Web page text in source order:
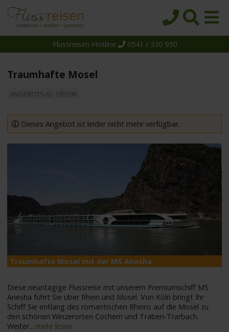
Reedereien
Schiffe
Suche
Flussreisen Hotline 0541 / 330 930
Traumhafte Mosel
ANGEBOTS-ID: 195590
Dieses Angebot ist leider nicht mehr verfügbar.
Traumhafte Mosel mit der MS Anesha
Diese neuntägige Flussreise mit unserem Premiumschiff MS
Anesha führt Sie über Rhein und Mosel. Von Köln bringt Ihr
Schiff Sie entlang des romantischen Rheins auf die Mosel zu
den schönen Winzerorten Cochem und Traben-Trarbach.
Weiter... mehr lesen